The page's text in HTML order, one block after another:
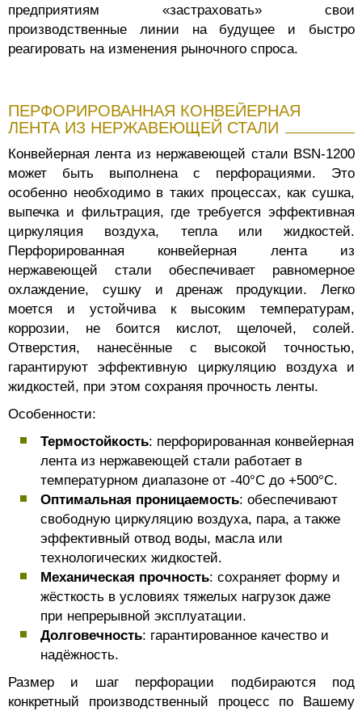
предприятиям «застраховать» свои
производственные линии на будущее и быстро
реагировать на изменения рыночного спроса.
ПЕРФОРИРОВАННАЯ КОНВЕЙЕРНАЯ
ЛЕНТА ИЗ НЕРЖАВЕЮЩЕЙ СТАЛИ
Конвейерная лента из нержавеющей стали BSN-1200
может быть выполнена с перфорациями. Это
особенно необходимо в таких процессах, как сушка,
выпечка и фильтрация, где требуется эффективная
циркуляция воздуха, тепла или жидкостей.
Перфорированная конвейерная лента из
нержавеющей стали обеспечивает равномерное
охлаждение, сушку и дренаж продукции. Легко
моется и устойчива к высоким температурам,
коррозии, не боится кислот, щелочей, солей.
Отверстия, нанесённые с высокой точностью,
гарантируют эффективную циркуляцию воздуха и
жидкостей, при этом сохраняя прочность ленты.
Особенности:
Термостойкость: перфорированная конвейерная
лента из нержавеющей стали работает в
температурном диапазоне от -40°C до +500°C.
Оптимальная проницаемость: обеспечивают
свободную циркуляцию воздуха, пара, а также
эффективный отвод воды, масла или
технологических жидкостей.
Механическая прочность: сохраняет форму и
жёсткость в условиях тяжелых нагрузок даже
при непрерывной эксплуатации.
Долговечность: гарантированное качество и
надёжность.
Размер и шаг перфорации подбираются под
конкретный производственный процесс по Вашему